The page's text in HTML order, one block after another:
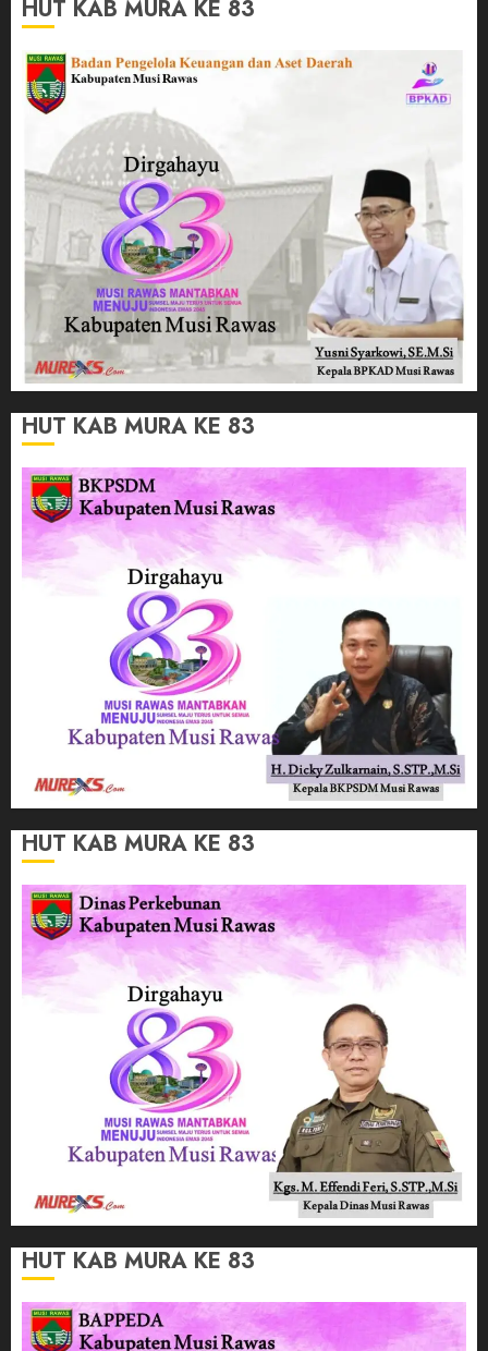
HUT KAB MURA KE 83
HUT KAB MURA KE 83
HUT KAB MURA KE 83
HUT KAB MURA KE 83